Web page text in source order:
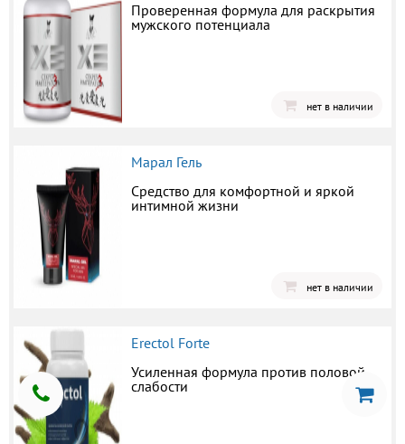
Проверенная формула для раскрытия
мужского потенциала
нет в наличии
Марал Гель
Средство для комфортной и яркой
интимной жизни
нет в наличии
Erectol Forte
Усиленная формула против половой
слабости